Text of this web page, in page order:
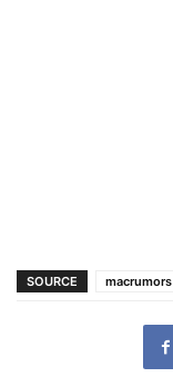
SOURCE macrumors